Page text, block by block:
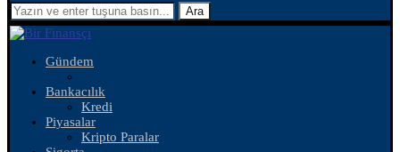
Ara
Gündem
Bankacılık
Kredi
Piyasalar
Kripto Paralar